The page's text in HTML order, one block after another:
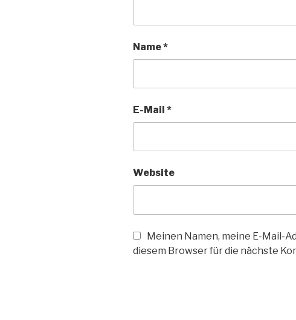
Name*
E-Mail *
Website
Meinen Namen, meine E-Mail-
diesem Browser für die nächste